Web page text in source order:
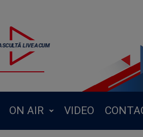
ON AIR VIDEO